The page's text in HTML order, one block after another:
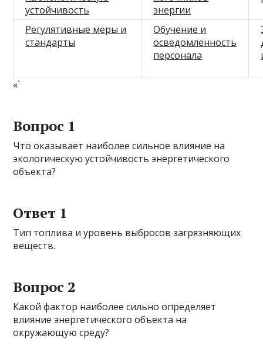
устойчивость
энергии
Регулятивные меры и
стандарты
Обучение и
осведомленность
персонала
«`
Вопрос 1
Что оказывает наиболее сильное влияние на
экологическую устойчивость энергетического
объекта?
Ответ 1
Тип топлива и уровень выбросов загрязняющих
веществ.
Вопрос 2
Какой фактор наиболее сильно определяет
влияние энергетического объекта на
окружающую среду?